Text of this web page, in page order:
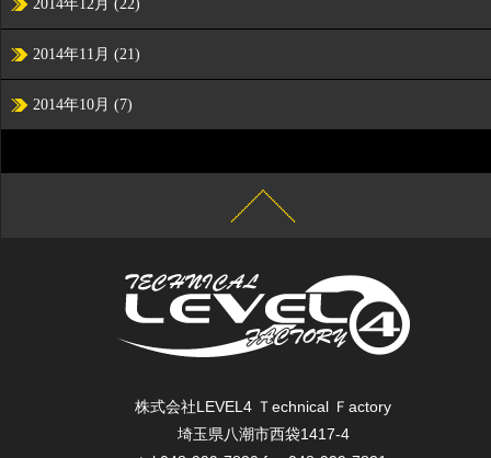
2014年12月 (22)
2014年11月 (21)
2014年10月 (7)
株式会社LEVEL4 Ｔechnical Ｆactory
埼玉県八潮市西袋1417-4